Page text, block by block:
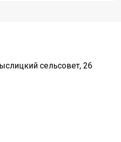
сельсовет, 26